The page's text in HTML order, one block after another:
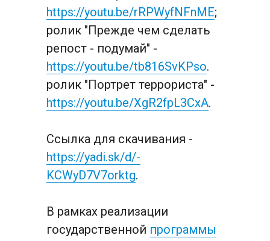
https://youtu.be/rRPWyfNFnME;
ролик "Прежде чем сделать
https://youtu.be/tb816SvKPso.
ролик "Портрет террориста" -
https://youtu.be/XgR2fpL3CxA.
https://yadi.sk/d/-
KCWyD7V7orktg.
В рамках реализации
государственной программы